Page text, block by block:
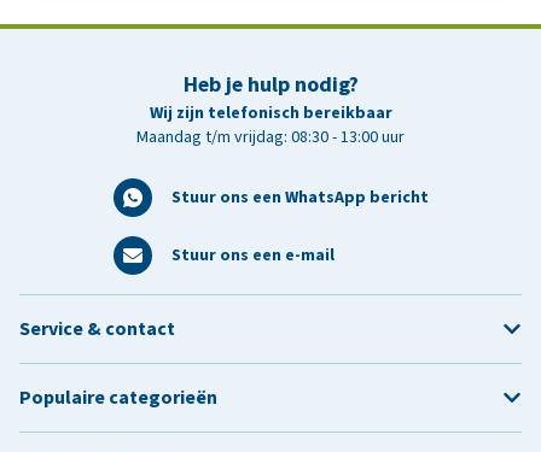
Heb je hulp nodig?
Wij zijn telefonisch bereikbaar
Maandag t/m vrijdag: 08:30 - 13:00 uur
Stuur ons een WhatsApp bericht
Stuur ons een e-mail
Service & contact
Populaire categorieën